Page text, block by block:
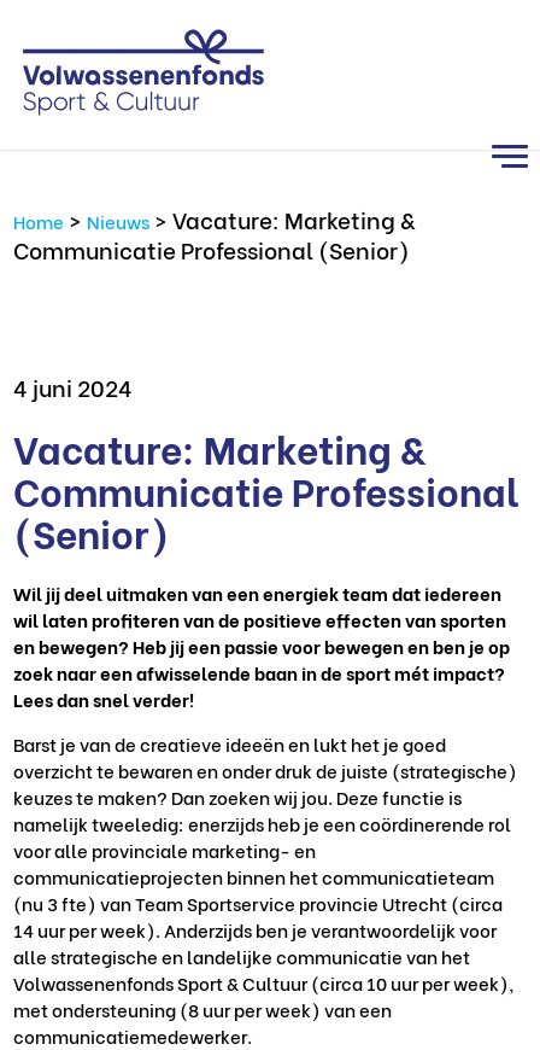
Home > Nieuws >Vacature: Marketing &
Communicatie Professional (Senior)
4 juni 2024
Vacature: Marketing &
Communicatie Professional
(Senior)
Wil jij deel uitmaken van een energiek team dat iedereen
wil laten profiteren van de positieve effecten van sporten
en bewegen? Heb jij een passie voor bewegen en ben je op
zoek naar een afwisselende baan in de sport mét impact?
Lees dan snel verder!
Barst je van de creatieve ideeën en lukt het je goed
overzicht te bewaren en onder druk de juiste (strategische)
keuzes te maken? Dan zoeken wij jou. Deze functie is
namelijk tweeledig: enerzijds heb je een coördinerende rol
voor alle provinciale marketing- en
communicatieprojecten binnen het communicatieteam
(nu 3 fte) van Team Sportservice provincie Utrecht (circa
14 uur per week). Anderzijds ben je verantwoordelijk voor
alle strategische en landelijke communicatie van het
Volwassenenfonds Sport & Cultuur (circa 10 uur per week),
met ondersteuning (8 uur per week) van een
communicatiemedewerker.